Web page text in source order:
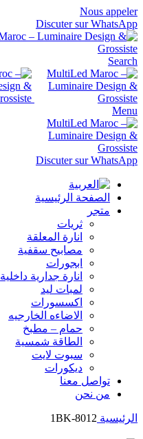
Nous appeler
Discuter sur WhatsApp
Search
Menu
Discuter sur WhatsApp
الصفحة الرئيسية
متجر
ثريات
انارة المعلقة
مصابيح سقفية
ابجورات
انارة جدارية داخلية
لمبات ليد
اكسسورات
الاضاءه الخارجیه
حمام – مطبخ
الطاقة شمسية
سبوت لايت
ديكورات
تواصل معنا
من نحن
الرئيسية 8012-1BK